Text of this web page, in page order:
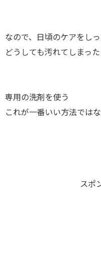
なので、日頃のケアをしっ
どうしても汚れてしまった
専用の洗剤を使う
これが一番いい方法では
スポ